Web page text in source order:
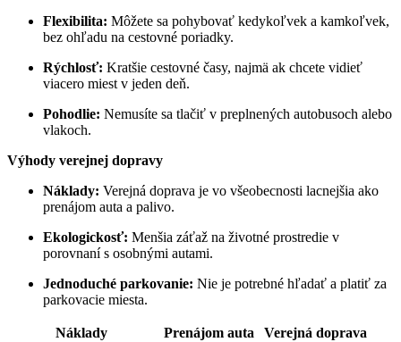
Flexibilita: Môžete sa pohybovať kedykoľvek a kamkoľvek,
bez ohľadu na cestovné poriadky.
Rýchlosť: Kratšie cestovné časy, najmä ak chcete vidieť
viacero miest v jeden deň.
Pohodlie: Nemusíte sa tlačiť v preplnených autobusoch alebo
vlakoch.
Výhody verejnej dopravy
Náklady: Verejná doprava je vo všeobecnosti lacnejšia ako
prenájom auta a palivo.
Ekologickosť: Menšia záťaž na životné prostredie v
porovnaní s osobnými autami.
Jednoduché parkovanie: Nie je potrebné hľadať a platiť za
parkovacie miesta.
Náklady Prenájom auta
Verejná doprava